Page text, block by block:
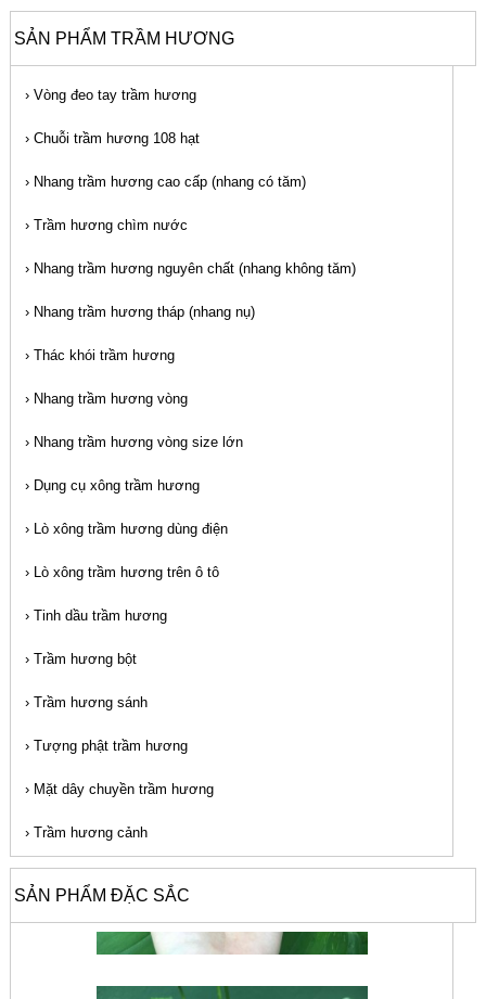
SẢN PHẨM TRẦM HƯƠNG
› Vòng đeo tay trầm hương
› Chuỗi trầm hương 108 hạt
› Nhang trầm hương cao cấp (nhang có tăm)
› Trầm hương chìm nước
› Nhang trầm hương nguyên chất (nhang không tăm)
› Nhang trầm hương tháp (nhang nụ)
› Thác khói trầm hương
› Nhang trầm hương vòng
› Nhang trầm hương vòng size lớn
› Dụng cụ xông trầm hương
› Lò xông trầm hương dùng điện
› Lò xông trầm hương trên ô tô
› Tinh dầu trầm hương
› Trầm hương bột
› Trầm hương sánh
› Tượng phật trầm hương
› Mặt dây chuyền trầm hương
› Trầm hương cảnh
SẢN PHẨM ĐẶC SẮC